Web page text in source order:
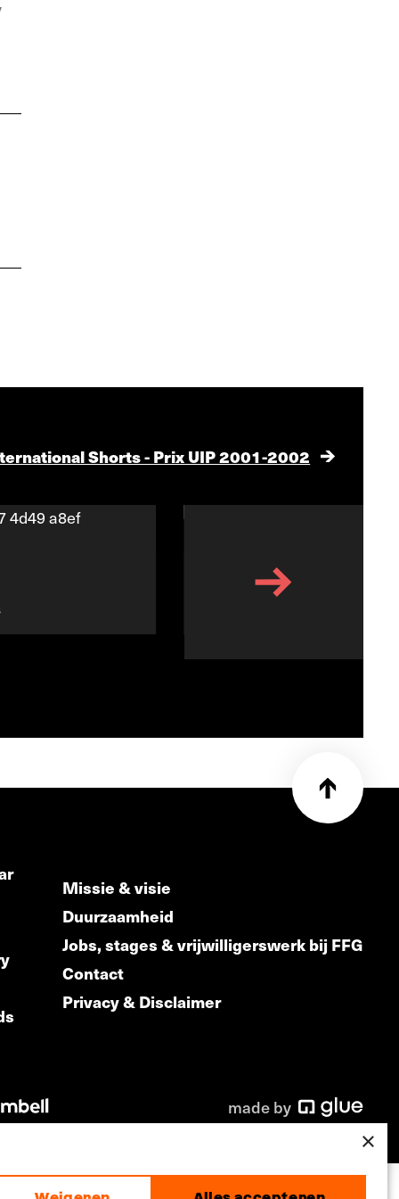
Shorts - Prix UIP 2001-2002
Nouvelle de la tour L
Missie & visie
Duurzaamheid
Jobs, stages & vrijwilligerswerk bij FFG
Contact
Privacy & Disclaimer
made by
×